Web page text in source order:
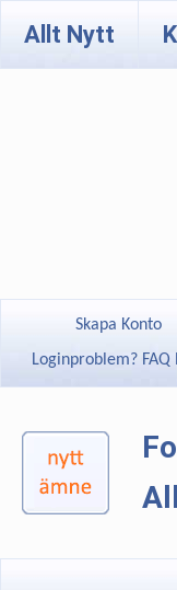
Allt Nytt
Skapa Konto
Loginproblem? FAQ